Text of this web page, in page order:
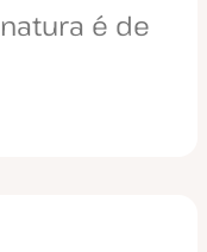
é de